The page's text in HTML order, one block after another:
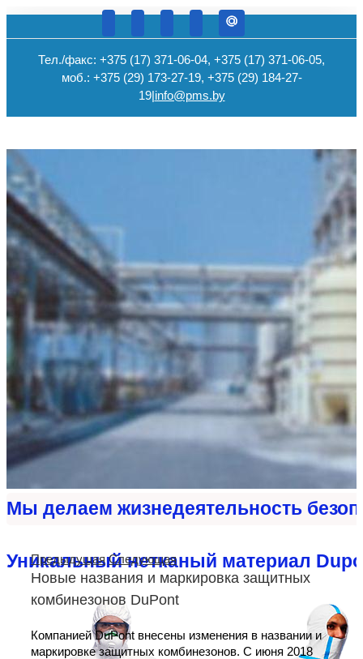
Тел./факс: +375 (17) 371-06-04, +375 (17) 371-06-05,
моб.: +375 (29) 173-27-19, +375 (29) 184-27-
19|info@pms.by
Мы делаем жизнедеятельность
Уникальный нетканый материал
Предыдущая Следующая
Новые названия и маркировка защитных
комбинезонов DuPont
Компанией DuPont внесены изменения в названии и
маркировке защитных комбинезонов. С июня 2018